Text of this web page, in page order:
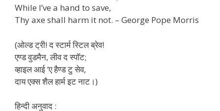
While I’ve a hand to save,
Thy axe shall harm it not. – George Pope Morris
(ओल्ड ट्री! द स्टार्म स्टिल ब्रेव!
एण्ड वुडमैन, लीव द स्पॉट;
व्हाइल आई ‘ए हैण्ड टु सेव,
दाय एक्स शैल हार्म इट नाट।)
हिन्दी अनुवाद :